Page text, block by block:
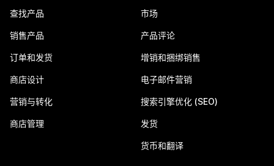
查找产品
销售产品
订单和发货
商店设计
营销与转化
商店管理
市场
产品评论
增销和捆绑销售
电子邮件营销
搜索引擎优化 (SEO)
发货
货币和翻译